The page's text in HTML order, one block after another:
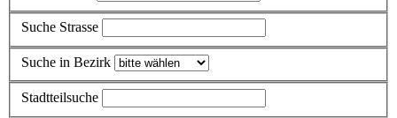
Suche Strasse
Suche in Bezirk
Stadtteilsuche